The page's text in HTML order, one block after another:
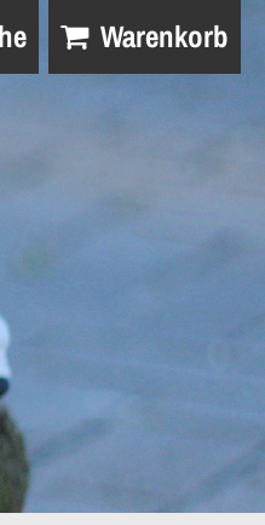
Warenkorb